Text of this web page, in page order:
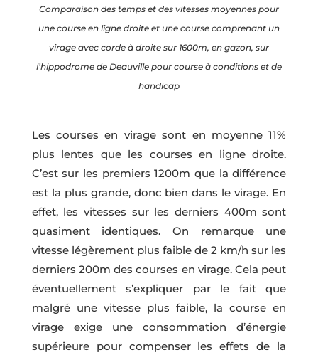
Comparaison des temps et des vitesses moyennes pour
une course en ligne droite et une course comprenant un
virage avec corde à droite sur 1600m, en gazon, sur
l’hippodrome de Deauville pour course à conditions et de
handicap
Les courses en virage sont en moyenne 11%
plus lentes que les courses en ligne droite.
C’est sur les premiers 1200m que la différence
est la plus grande, donc bien dans le virage. En
effet, les vitesses sur les derniers 400m sont
quasiment identiques. On remarque une
vitesse légèrement plus faible de 2 km/h sur les
derniers 200m des courses en virage. Cela peut
éventuellement s’expliquer par le fait que
malgré une vitesse plus faible, la course en
virage exige une consommation d’énergie
supérieure pour compenser les effets de la